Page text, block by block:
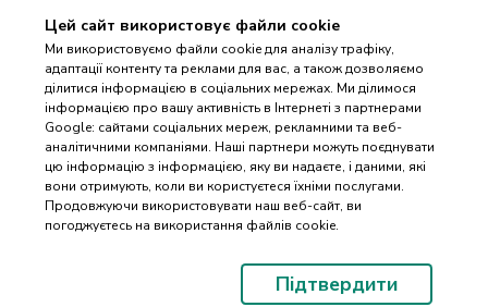
Цей сайт використовує файли cookie
Ми використовуємо файли cookie для аналізу трафіку,
адаптації контенту та реклами для вас, а також дозволяємо
ділитися інформацією в соціальних мережах. Ми ділимося
інформацією про вашу активність в Інтернеті з партнерами
Google: сайтами соціальних мереж, рекламними та веб-
аналітичними компаніями. Наші партнери можуть поєднувати
цю інформацію з інформацією, яку ви надаєте, і даними, які
вони отримують, коли ви користуєтеся їхніми послугами.
Продовжуючи використовувати наш веб-сайт, ви
погоджуєтесь на використання файлів cookie.
Підтвердити
+38(096) 488 77 88
дзвінки приймаються в робочі дні з 9:00 до 18:00
Оплата та доставка
Контакти
ПІДБІР
ЗАПЧАСТИН